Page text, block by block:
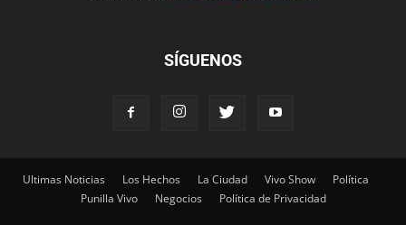
SÍGUENOS
Ultimas Noticias Los Hechos La Ciudad Vivo Show
Política
Punilla Vivo
Negocios Política de Privacidad